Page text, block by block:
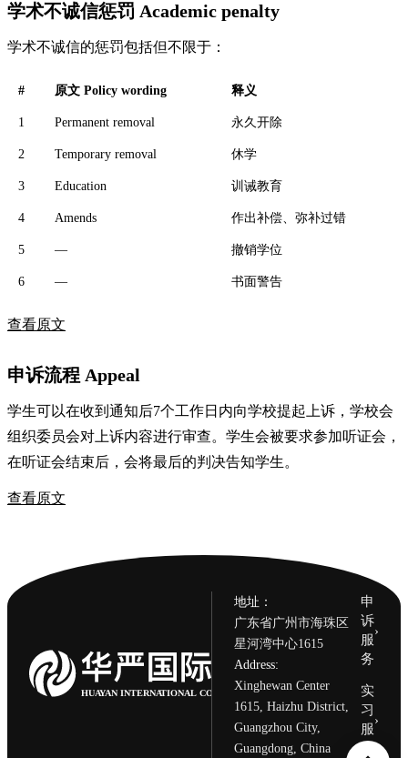
学术不诚信惩罚 Academic penalty
学术不诚信的惩罚包括但不限于：
# 原文 Policy wording 释义
1 Permanent removal 永久开除
2 Temporary removal 休学
3 Education 训诫教育
4 Amends 作出补偿、弥补过错
5 — 撤销学位
6 — 书面警告
查看原文
申诉流程 Appeal
学生可以在收到通知后7个工作日内向学校提起上诉，学校会
组织委员会对上诉内容进行审查。学生会被要求参加听证会，
在听证会结束后，会将最后的判决告知学生。
查看原文
HUAYAN INTERNATIONAL CONSULTING CENTER
地址：
广东省广州市海珠区
星河湾中心1615
Address:
Xinghewan Center
1615, Haizhu District,
Guangzhou City,
Guangdong, China
申
诉
服
务
›
实
习
服
务
›